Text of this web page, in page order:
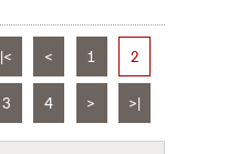
|< < 1 2
3 4 > >|